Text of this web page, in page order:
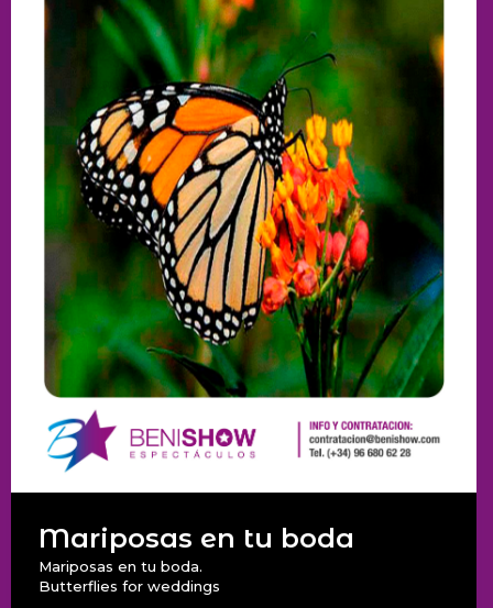
Mariposas en tu boda
Mariposas en tu boda.
Butterflies for weddings